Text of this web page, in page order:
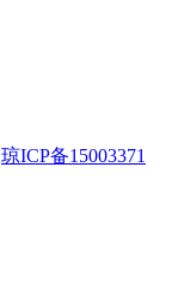
琼ICP备15003371